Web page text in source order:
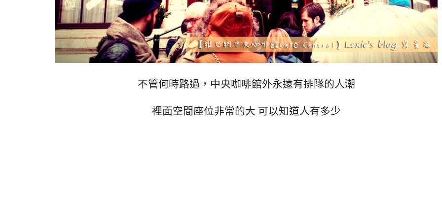
不管何時路過，中央咖啡館外永遠有排隊的人潮
裡面空間座位非常的大 可以知道人有多少